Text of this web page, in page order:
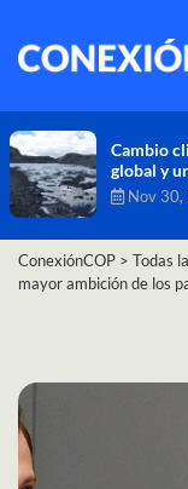
Ni el
climático:
niveles
Nov 26,
ConexiónCOP > Todas
mayor ambición de los